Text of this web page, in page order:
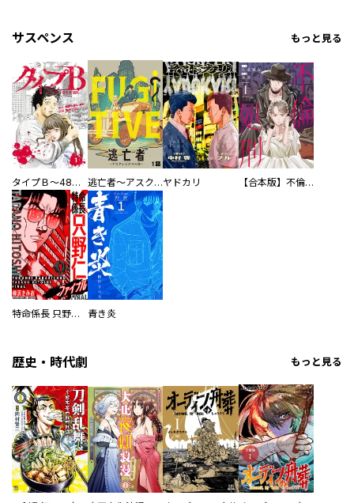
サスペンス もっと見る
タイプＢ～48時間後、致死率100％～【単話】 逃亡者～アスクレピオスの杖～ヤドカリ 【合本版】不倫処刑
特命係長 只野仁ファイナル 愛蔵版 青き炎
歴史・時代劇 もっと見る